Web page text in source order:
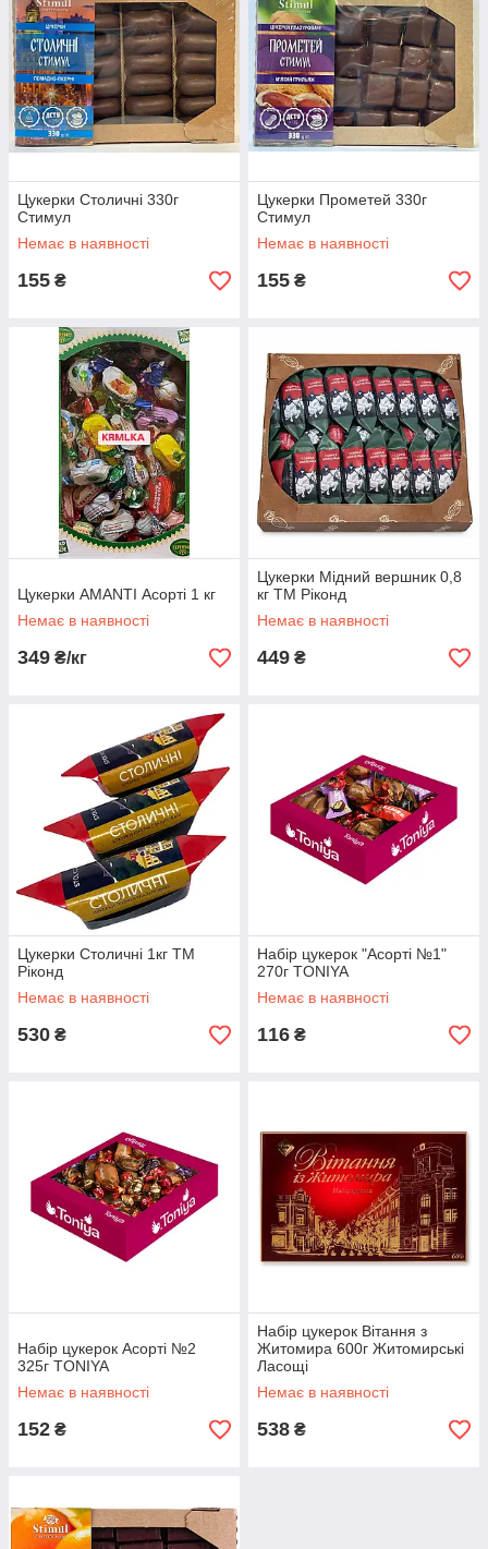
Цукерки Столичні 330г
Стимул
Немає в наявності
155 ₴
Цукерки Прометей 330г
Стимул
Немає в наявності
155 ₴
Цукерки AMANTI Асорті 1 кг
Немає в наявності
349 ₴/кг
Цукерки Мідний вершник 0,8
кг ТМ Ріконд
Немає в наявності
449 ₴
Цукерки Столичні 1кг ТМ
Ріконд
Немає в наявності
530 ₴
Набір цукерок "Асорті №1"
270г TONIYA
Немає в наявності
116 ₴
Набір цукерок Асорті №2
325г TONIYA
Немає в наявності
152 ₴
Набір цукерок Вітання з
Житомира 600г Житомирські
Ласощі
Немає в наявності
538 ₴